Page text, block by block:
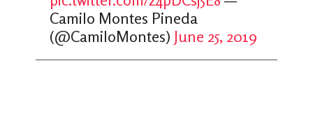
Camilo Montes Pineda
(@CamiloMontes) June 25, 2019